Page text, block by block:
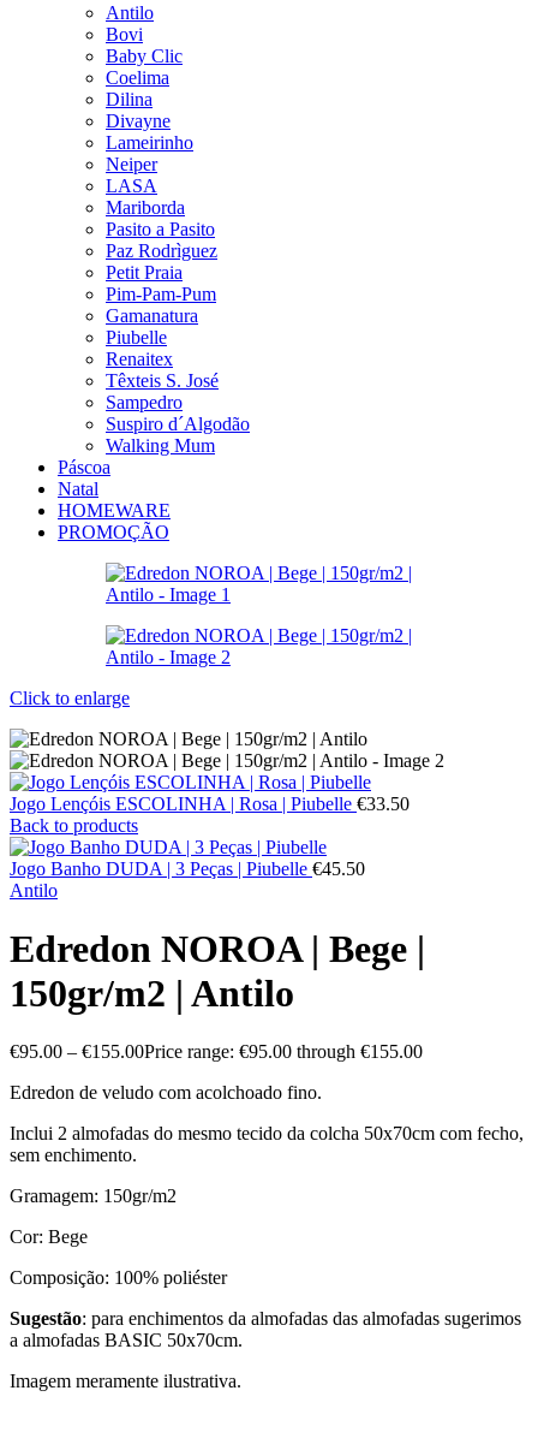
Antilo
Bovi
Baby Clic
Coelima
Dilina
Divayne
Lameirinho
Neiper
LASA
Mariborda
Pasito a Pasito
Paz Rodrìguez
Petit Praia
Pim-Pam-Pum
Gamanatura
Piubelle
Renaitex
Têxteis S. José
Sampedro
Suspiro d´Algodão
Walking Mum
Páscoa
Natal
HOMEWARE
PROMOÇÃO
Click to enlarge
Jogo Lençóis ESCOLINHA | Rosa | Piubelle €33.50
Back to products
Jogo Banho DUDA | 3 Peças | Piubelle €45.50
Antilo
Edredon NOROA | Bege |
150gr/m2 | Antilo
€95.00 – €155.00Price range: €95.00 through €155.00
Edredon de veludo com acolchoado fino.
Inclui 2 almofadas do mesmo tecido da colcha 50x70cm com fecho,
sem enchimento.
Gramagem: 150gr/m2
Cor: Bege
Composição: 100% poliéster
Sugestão: para enchimentos da almofadas das almofadas sugerimos
a almofadas BASIC 50x70cm.
Imagem meramente ilustrativa.